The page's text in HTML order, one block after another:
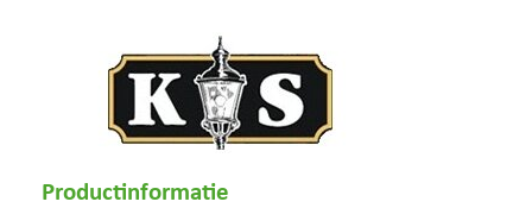
Productinformatie